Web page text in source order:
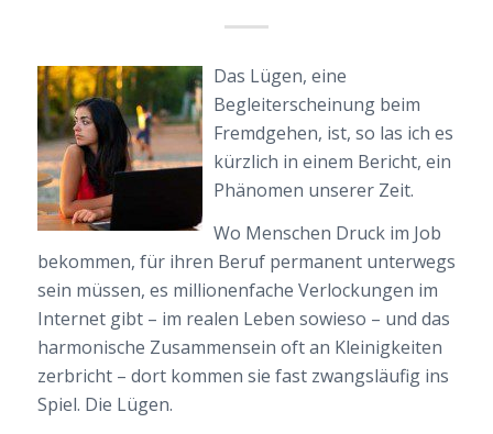
Das Lügen, eine
Begleiterscheinung beim
Fremdgehen, ist, so las ich es
kürzlich in einem Bericht, ein
Phänomen unserer Zeit.
Wo Menschen Druck im Job
bekommen, für ihren Beruf permanent unterwegs
sein müssen, es millionenfache Verlockungen im
Internet gibt – im realen Leben sowieso – und das
harmonische Zusammensein oft an Kleinigkeiten
zerbricht – dort kommen sie fast zwangsläufig ins
Spiel. Die Lügen.